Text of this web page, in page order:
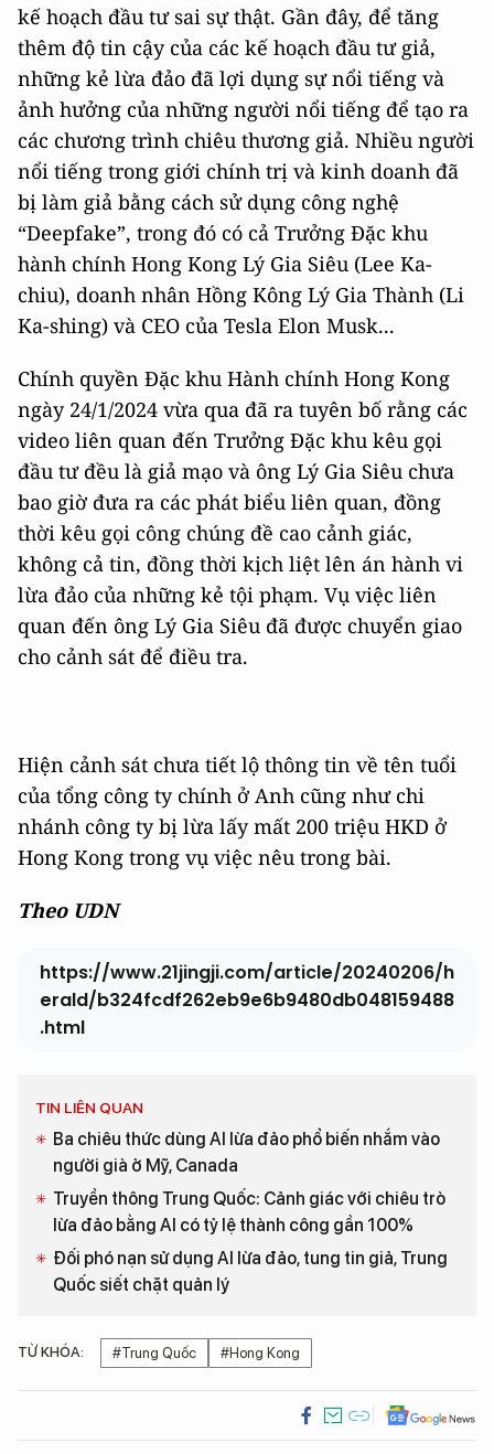
kế hoạch đầu tư sai sự thật. Gần đây, để tăng
thêm độ tin cậy của các kế hoạch đầu tư giả,
những kẻ lừa đảo đã lợi dụng sự nổi tiếng và
ảnh hưởng của những người nổi tiếng để tạo ra
các chương trình chiêu thương giả. Nhiều người
nổi tiếng trong giới chính trị và kinh doanh đã
bị làm giả bằng cách sử dụng công nghệ
“Deepfake”, trong đó có cả Trưởng Đặc khu
hành chính Hong Kong Lý Gia Siêu (Lee Ka-
chiu), doanh nhân Hồng Kông Lý Gia Thành (Li
Ka-shing) và CEO của Tesla Elon Musk...
Chính quyền Đặc khu Hành chính Hong Kong
ngày 24/1/2024 vừa qua đã ra tuyên bố rằng các
video liên quan đến Trưởng Đặc khu kêu gọi
đầu tư đều là giả mạo và ông Lý Gia Siêu chưa
bao giờ đưa ra các phát biểu liên quan, đồng
thời kêu gọi công chúng đề cao cảnh giác,
không cả tin, đồng thời kịch liệt lên án hành vi
lừa đảo của những kẻ tội phạm. Vụ việc liên
quan đến ông Lý Gia Siêu đã được chuyển giao
cho cảnh sát để điều tra.
Hiện cảnh sát chưa tiết lộ thông tin về tên tuổi
của tổng công ty chính ở Anh cũng như chi
nhánh công ty bị lừa lấy mất 200 triệu HKD ở
Hong Kong trong vụ việc nêu trong bài.
Theo UDN
https://www.21jingji.com/article/20240206/h
erald/b324fcdf262eb9e6b9480db048159488
.html
TIN LIÊN QUAN
Ba chiêu thức dùng AI lừa đảo phổ biến nhắm vào
người già ở Mỹ, Canada
Truyền thông Trung Quốc: Cảnh giác với chiêu trò
lừa đảo bằng AI có tỷ lệ thành công gần 100%
Đối phó nạn sử dụng AI lừa đảo, tung tin giả, Trung
Quốc siết chặt quản lý
TỪ KHÓA: #Trung Quốc #Hong Kong